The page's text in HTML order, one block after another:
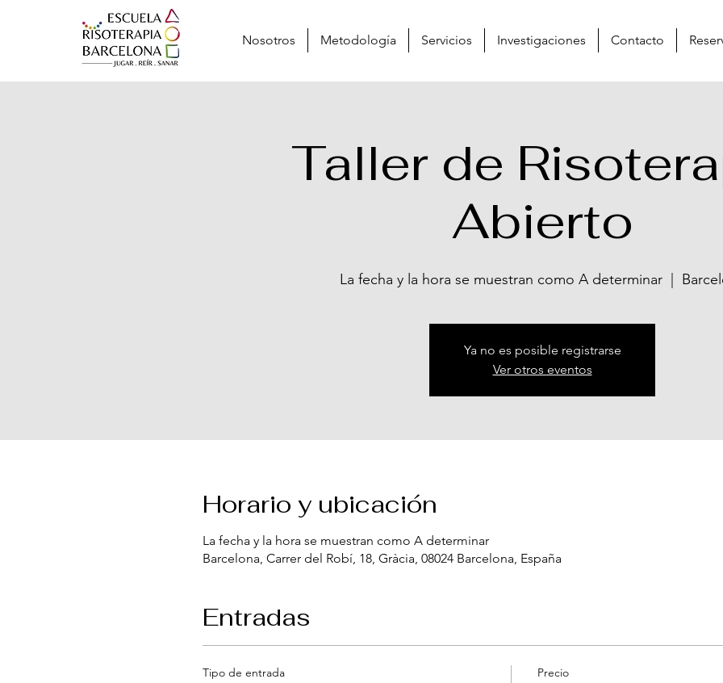
Nosotros Metodología Servicios Investigaciones Contacto
Taller de
Abierto
La fecha y la hora se muestran como A determinar
  |
Ya no es posible registrarse
Ver otros eventos
Horario y ubicación
La fecha y la hora se muestran como A determinar
Barcelona, Carrer del Robí, 18, Gràcia, 08024 Barcelona, España
Entradas
Tipo de entrada Precio